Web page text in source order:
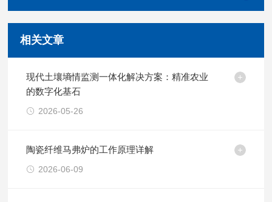
相关文章
现代土壤墒情监测一体化解决方案：精准农业
的数字化基石
2026-05-26
陶瓷纤维马弗炉的工作原理详解
2026-06-09